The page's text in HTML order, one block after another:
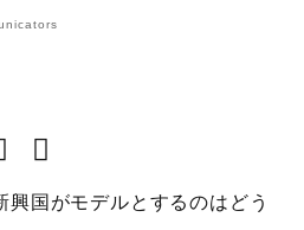
興国がモデルとするのはどう